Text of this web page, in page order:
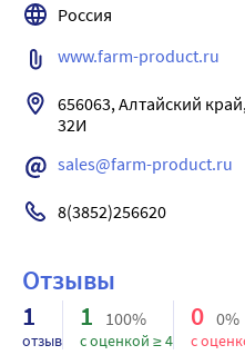
Россия
www.farm-product.ru
656063, Алтайский
sales@farm-product.ru
8(3852)256620
Отзывы
1
отзыв
1 100%
с оценкой ≥ 4
0 0%
с